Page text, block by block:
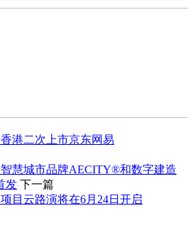
港二次上市京东网易
慧城市品牌AECITY®和数字建造
发 下一篇
目云路演将在6月24日开启